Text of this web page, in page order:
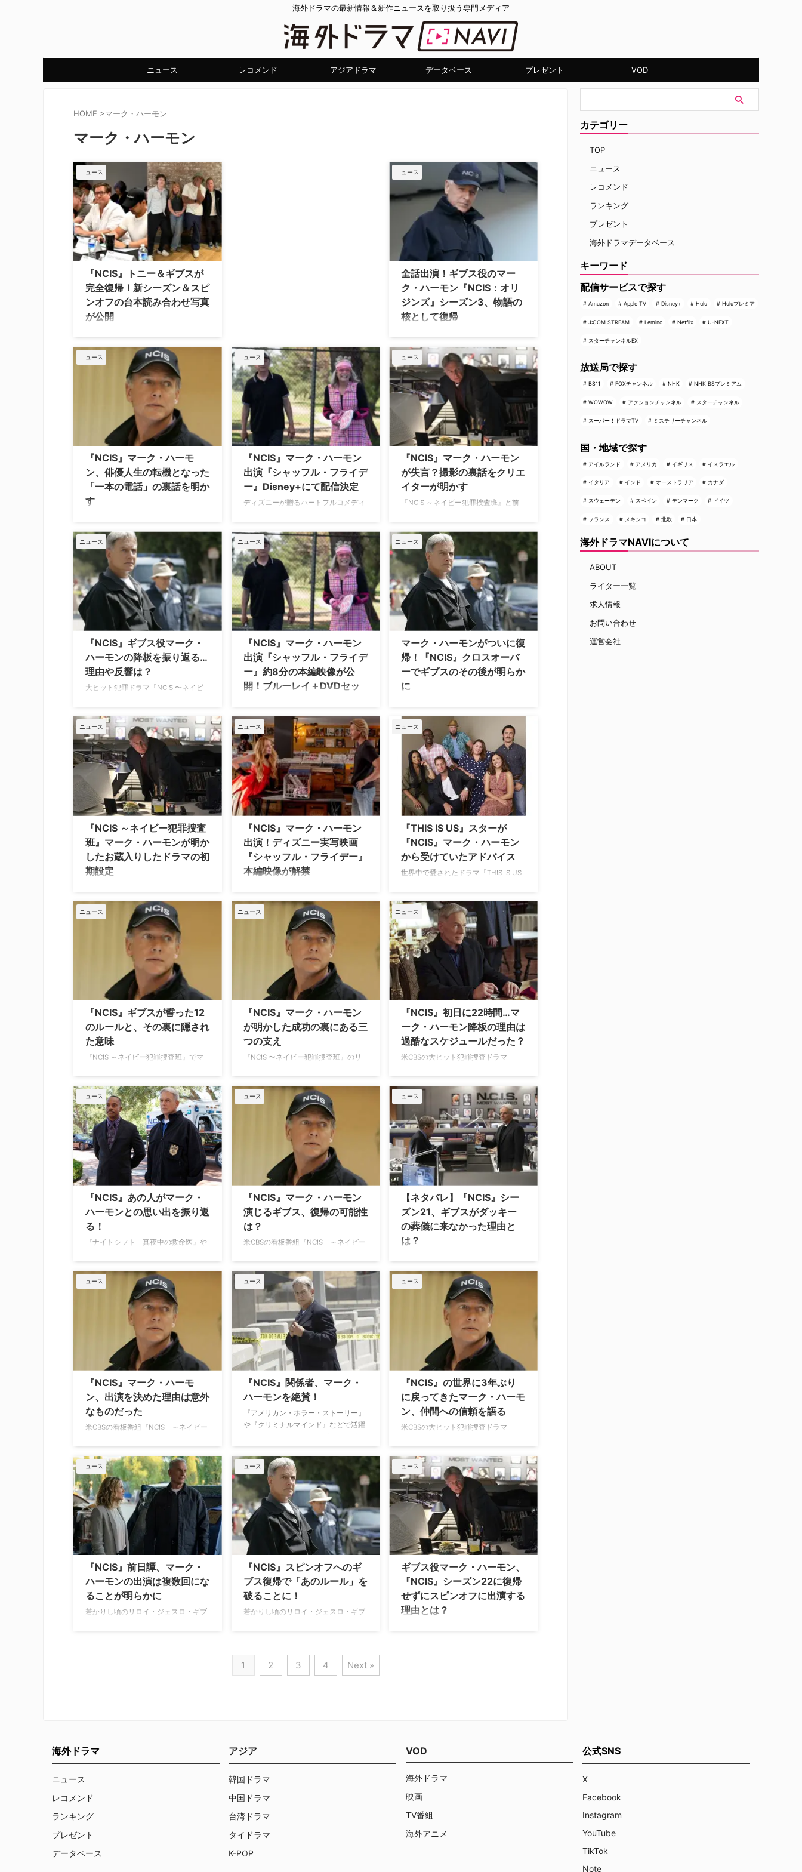
海外ドラマの最新情報＆新作ニュースを取り扱う専門メディア
ニュース レコメンド アジアドラマ データベース プレゼント VOD
HOME >マーク・ハーモン
マーク・ハーモン
ニュース
『NCIS』トニー＆ギブスが
完全復帰！新シーズン＆スピ
ンオフの台本読み合わせ写真
が公開
『NCIS 〜ネイビー犯罪捜査班』、最
新スピンオフ『NCIS: New York（原
題）』、そして前日譚を描く『NCIS:
オリジンズ』を連続で放送するとい
う、前代未聞の贅沢な編成を敷く。こ
れに伴い、新シーズンに向けて本格始
動した3作品のキャスト陣の姿が公開
された。 トニー役マイケルが本家に本
格復帰！豪華レギュラー陣も集結
『NCIS』シリーズの公式Instagramア
カウントには、熱気あふれる合同での
台本読み合わせの様子や、スター …
ニュース
全話出演！ギブス役のマー
ク・ハーモン『NCIS：オリ
ジンズ』シーズン3、物語の
核として復帰
ロ・ギブス役として主演を務めたマー
ク・ハーモンが、『NCIS: オリジン
ズ』シーズン3に本格復帰することが
決定。マークはシーズンを通して描か
れるストーリーの核として、全エピソ
ードに出演する予定だ。 マーク・ハー
モンが全エピソードに出演！ギブス主
導の大型ストーリーが展開 物語は、
1990年代のキャンプ・ペンドルトン時
代に端を発する、現代を舞台にした謎
に迫る内容になるという。マークが本
スピンオフシリーズに登場するのはこ
れで3度目となるが …
ニュース
『NCIS』マーク・ハーモ
ン、俳優人生の転機となった
「一本の電話」の裏話を明か
す
ブス役として長年ファンに愛されてき
たマーク・ハーモンが、俳優としての
ブレイクを掴むきっかけとなった驚き
の実話を明かした。 広告業界から俳優
へ、ゼロからの挑戦 4月16日に
YouTubeで公開されたポッドキャスト
番組『The Fifth Column（原題）』に
出演したマークは、かつてマーチャン
ダイジング・ディレクター（商品企画
責任者）から俳優へと転身した当時の
心境を振り返った。 ハリウッド女優の
エリス・ノックスと、フットボール界
の …
ニュース
『NCIS』マーク・ハーモン
出演『シャッフル・フライデ
ー』Disney+にて配信決定
ディズニーが贈るハートフルコメディ
（ディズニープラス）で見放題独占配
信を開始することが決定した。 映画
『シャッフル・フライデー』 全米で
は、8月8日（金）に公開を迎え、日本
では9月5日（金）に公開となった本
作。全米映画批評サイト
RottenTomatoesの一般観客レビュー
（Popcornmater）では 91%、Cinema
Filmarksでも3.9（すべて11/26時点）
という高得点を …
ニュース
『NCIS』マーク・ハーモン
が失言？撮影の裏話をクリエ
イターが明かす
『NCIS ～ネイビー犯罪捜査班』と前
ーエピソードが放送された。この回に
は本家でギブス役を演じたマーク・ハ
ーモンが復帰しているが、ショーラン
ナーが「ファンが怒ってしまうかもし
れない撮影秘話」を明かしている。 マ
ークはルールの詳細を覚えていなかっ
た 本家シリーズを通してギブスは、
「ルールを“曲げろ”、でも“破るな”」
な」など、ユーモアと哲学が同居し
た“ルール”を語ってきた。これらは、
ギブスが人生の指針とし …
ニュース
『NCIS』ギブス役マーク・
ハーモンの降板を振り返る…
理由や反響は？
大ヒット犯罪ドラマ『NCIS 〜ネイビ
マーク・ハーモン。2021年のシーズン
19で降板して以来、スピンオフ
『NCIS：オリジンズ』初のクロスオー
バーイベントで復帰を果たしたばかり
だが、本家を辞めるにあたっての当時
の理由や反響を、改めて振り返った。
「ギブスは必然の道を歩んだ」 ギブス
の本家での最後の登場はシーズン19の
由について、タイミングと、自身の演
じるキャラクターにふさわしい結末を
与えたいという思いが …
ニュース
『NCIS』マーク・ハーモン
出演『シャッフル・フライデ
ー』約8分の本編映像が公
開！ブルーレイ＋DVDセッ
ディズニーが贈る、笑って、笑って、
ちょっぴり泣ける、最高のハートフ
ル・ムービーで、『フォーチュン・ク
ッキー』（2003）の続編『シャッフ
ル・フライデー』のブルーレイ+DVD
セットが2026年1月14日（水）に発売
決定！ 本日11月4日よりデジタル配
信（購入／レンタル）が開始された。
この度、デジタル配信開始を記念して
本編から約8分の無料プレビューが公
開！ 映画『シャッフル・フライデー』
概要＆あらすじ 前作『フォーチュン・
クッキー』のその後、現代のアメリカ
を舞台にジェネレーションギャップが
ニュース
マーク・ハーモンがついに復
帰！『NCIS』クロスオーバ
ーでギブスのその後が明らか
に
らかになった。米CBSで11月11日
（火）に放送予定の『NCIS 〜ネイビ
ー犯罪捜査班』と『NCIS:オリジン
ズ』初のクロスオーバーイベントで実
現する。 「若きギブス」との共演が実
現 マークがギブスを演じるのは、昨年
の『NCIS:オリジンズ』パイロット版
への短い登場以来となる。彼の最後の
『NCIS』レギュラー出演は2021年で
あり、ギブスが組織を去りアラスカへ
と旅立つ決断をしたエピソードであっ
たため、今回の復帰は長年のファンに
とって大きなサ …
ニュース
『NCIS ～ネイビー犯罪捜査
班』マーク・ハーモンが明か
したお蔵入りしたドラマの初
期設定
～ネイビー犯罪捜査班』の中心にいた
マーク・ハーモン。彼は2021年にメイ
ンキャストを降板した後も、フランチ
ャイズの象徴的存在であり続けてい
る。『JAG』時代からフランチャイズ
に参加し、シリーズの黎明期を知るマ
ークは、番組が最終的にたどり着いた
形とは異なる、当初の制作陣の構想を
今も鮮明に記憶しているという。彼が
最初にこの番組に強く惹かれた売り文
句とは、一体どのようなものだったの
だろうか。 当初の約束は「実録ベース
のドラマ」だった？ …
ニュース
『NCIS』マーク・ハーモン
出演！ディズニー実写映画
『シャッフル・フライデー』
本編映像が解禁
『Freakier Friday』）が、9月5日（フ
ライデー）に劇場公開となる。この
度、リンジー・ローハンが体を張った
コミカルな本編シーンが解禁！ 母と
娘、祖母と義理の孫娘が入れ替わ
る！？ シングルマザーのアンナ（リン
ジー・ローハン）、家族を支える祖母
のテス（ジェイミー・リー・カーティ
ス）、娘のハーパー（ジュリア・バタ
ーズ）、そして婚約者の娘のリリー
（ソフィア・ハモンズ）。 怪しい占い
をきっかけに母と娘、祖母と義理の孫
娘が入れ替わってしまった金曜 …
ニュース
『THIS IS US』スターが
『NCIS』マーク・ハーモン
から受けていたアドバイス
世界中で愛されたドラマ『THIS IS US
れるスターリング・K・ブラウン。彼
が、長寿犯罪捜査ドラマ『NCIS ～ネ
イビー犯罪捜査班』のマーク・ハーモ
ンから、自身の人生に大きな影響を与
えた“あるアドバイス”を受けた経験
を、米People誌のインタビューで明か
した。 マーク・ハーモンが教えてくれ
た“現場の流儀” エシ・エデュジアンに
『ワシントン・ブラック』で主演と製
作総指揮の二役を務めるスターリン
グ。プレミ …
ニュース
『NCIS』ギブスが誓った12
のルールと、その裏に隠され
た意味
『NCIS ～ネイビー犯罪捜査班』でマ
数々の名言を残した。その中でも象徴
的なのが、彼自身が信じてきた“ルー
ル”の数々だ。番組ではこれまでに91の
ルールが存在するとされているが、そ
の全貌はまだ明かされていない。 ギブ
スはシリーズ本編を去ったものの、前
日譚『NCIS：オリジンズ』や本編シリ
ーズ（シーズン23に更新済み）で、彼
では、ギブスが特に重要視していた12
のルールと、それぞれに込められた意
味を紹介す …
ニュース
『NCIS』マーク・ハーモン
が明かした成功の裏にある三
つの支え
『NCIS 〜ネイビー犯罪捜査班』のリ
が、ハリウッドという浮き沈みの激し
い世界でいかにして“正気”を保ち、長
く第一線で活躍し続けてこられたの
か、その秘訣を明かした。 両親、結
婚、仕事への姿勢が支えに
RadarOnline.comのインタビューに応
じたマークは、自身の支えとなったも
のとして「家族」「結婚」「勤勉な姿
両親に育てられました。最大限努力す
ること、そして毎日鏡を見て”自分は今
日できることをすべて …
ニュース
『NCIS』初日に22時間…マ
ーク・ハーモン降板の理由は
過酷なスケジュールだった？
米CBSの大ヒット犯罪捜査ドラマ
ギブスを演じたマーク・ハーモン。シ
ーズン19をもって卒業していたマーク
だが、過酷な撮影スケジュールもその
理由の一つだったのかもしれない。
『NCIS』がマーク・ハーモンにもたら
した成功と代償 『NCIS』は、マーク
のキャリアを飛躍させる一方で、プラ
イベートの時間を奪う結果となった。
気のあるテレビ番組」として絶大な成
功を収めたが、その裏には想像を絶す
る労働環境があっ …
ニュース
『NCIS』あの人がマーク・
ハーモンとの思い出を振り返
る！
『ナイトシフト 真夜中の救命医』や
ビー犯罪捜査班』でのマーク・ハーモ
ンとの共演を振り返ったとTV Insider
が伝えている。 マーク・ハーモンは手
本になるような人 最近ではイタリア発
の大ヒット作『DOC（ドック）あすへ
のカルテ』を米FOXがリメイクした感
動のメディカルドラマ『DOC－わたし
を思い出す日まで－』に出演し、忙し
フ。同作では命を救う立場を演じてい
る彼だが13年前に『NCIS』に出演した
際には …
ニュース
『NCIS』マーク・ハーモン
演じるギブス、復帰の可能性
は？
米CBSの看板番組『NCIS ～ネイビー
モン。シーズン19で降板して以来、絶
えず彼の復帰に注目が集まっている
が、改めてその可能性を米Screen
Rantが探っている。 久しぶりの俳優復
帰 ロングランヒットを記録しているご
長寿犯罪捜査ドラマ『NCIS ～ネイビ
ー犯罪捜査班』でリロイ・ジェスロ・
ギブス役を演じ続けてきたマーク・ハ
の若かりし頃を描く前日譚『NCIS：オ
リジンズ』でのナレーションやカメオ
出演 …
ニュース
【ネタバレ】『NCIS』シー
ズン21、ギブスがダッキー
の葬儀に来なかった理由と
は？
キー役を演じ、昨年90歳で亡くなった
デヴィッド・マッカラムを追悼するエ
ピソードに、サプライズゲストが登場
して大きな話題となった。 その一方、
シーズン19中盤で降板したギブス役の
マーク・ハーモンは、なぜカムバック
しなかったのだろうか。 （以下、ネタ
バレを含みますのでご注意くださ
い。） 最初に頭に浮かんだのは、アイ
アンマンの葬儀シーン 2月19日
（月）、米CBSで放送された『NCIS』
シーズン21第2話「The Stories We Le
…
ニュース
『NCIS』マーク・ハーモ
ン、出演を決めた理由は意外
なものだった
米CBSの看板番組『NCIS ～ネイビー
ク・ハーモンは、番組に参加するまで
映画界を拠点に活動していた。では、
なぜドラマシリーズへのレギュラー出
演を決めたのだろうか？ 映画からドラ
マへ 70年代～80年代では『セント・
エルスウェア』や『Flamingo
Road（原題）』といったTVシリーズ
で活躍後、『プレシディオの男たち』
ラル・ボーン・キラーズ』など、軍事
サスペンス映画や西部劇、クエンティ
ン・タランティ …
ニュース
『NCIS』関係者、マーク・
ハーモンを絶賛！
『アメリカン・ホラー・ストーリー』
や『クリミナルマインド』などで活躍
の前日譚『NCIS：Origins（原題）』
での仕事について語ったとThe
Mirror.comが伝えている。 『NCIS』の
現場は特別 ハリウッドで様々な作品に
出演してきたスタントマンのダニー・
ポップだが『NCIS』の現場は特別なよ
うでマーク・ハーモンを絶賛してい
る。 SNSに「数年間『NCIS』のため
に仕事をしてきたけれど、キャストや
クルーは本当に最高なんだ。マー …
ニュース
『NCIS』の世界に3年ぶり
に戻ってきたマーク・ハーモ
ン、仲間への信頼を語る
米CBSの大ヒット犯罪捜査ドラマ
役のマーク・ハーモンが、再び
『NCIS』の世界に帰ってくる。 再び
『NCIS』の世界に戻ってきたマーク・
ハーモン マークがギブス役を離れてか
ら早3年。米CBSでは10月14日（月）
より、ギブスの若き日の物語を描く
『NCIS: Origins（原題）』がスター
ト。この前日譚はマークの息子ショー
同ショーランナーのジーナ・ルチー
タ・モンレアルとデヴィッド・J・ノ
ースと共に製作 …
ニュース
『NCIS』前日譚、マーク・
ハーモンの出演は複数回にな
ることが明らかに
若かりし頃のリロイ・ジェスロ・ギブ
ドルトン支局でマイク・フランクス率
ニュース
『NCIS』スピンオフへのギ
ブス復帰で「あのルール」を
破ることに！
若かりし頃のリロイ・ジェスロ・ギブ
が、NISキャンプ・ペンドルトン支局
いる粗野で個性 …
ニュース
ギブス役マーク・ハーモン、
『NCIS』シーズン22に復帰
せずにスピンオフに出演する
理由とは？
ン 1991年を舞台にした『NCIS:
Origins』では、若かりし日のギブスが
ンデルトン支局で特別捜査官として …
1 2 3 4 Next »
カテゴリー
TOP
ニュース
レコメンド
ランキング
プレゼント
海外ドラマデータベース
キーワード
配信サービスで探す
Amazon Apple TV Disney+ Hulu Huluプレミア
J:COM STREAM Lemino Netflix U-NEXT
スターチャンネルEX
放送局で探す
BS11 FOXチャンネル NHK NHK BSプレミアム
WOWOW アクションチャンネル スターチャンネル
スーパー！ドラマTV ミステリーチャンネル
国・地域で探す
アイルランド アメリカ イギリス イスラエル
イタリア インド オーストラリア カナダ
スウェーデン スペイン デンマーク ドイツ
フランス メキシコ 北欧 日本
海外ドラマNAVIについて
ABOUT
ライター一覧
求人情報
お問い合わせ
運営会社
海外ドラマ
ニュース
レコメンド
ランキング
プレゼント
データベース
アジア
韓国ドラマ
中国ドラマ
台湾ドラマ
タイドラマ
K-POP
VOD
海外ドラマ
映画
TV番組
海外アニメ
公式SNS
X
Facebook
Instagram
YouTube
TikTok
Note